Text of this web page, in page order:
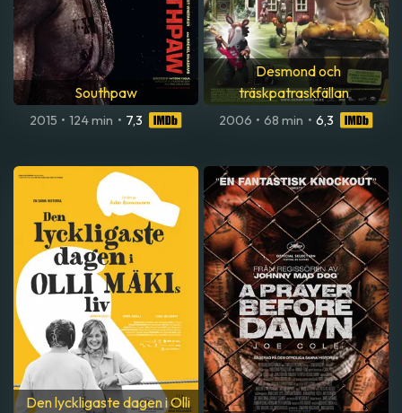
Southpaw
2015 • 124 min • 7,3
Desmond och
träskpatraskfällan
2006 • 68 min • 6,3
Den lyckligaste dagen i Olli